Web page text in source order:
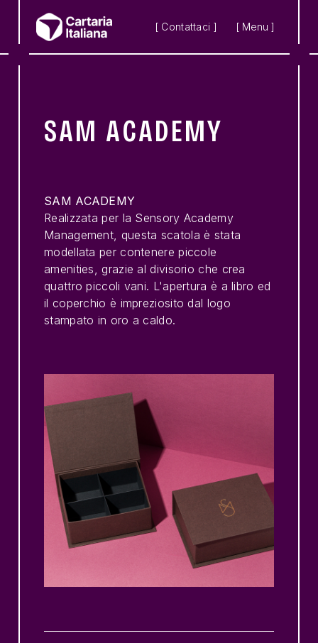
[ Contattaci ] [ Menu ]
SAM ACADEMY
SAM ACADEMY
Realizzata per la Sensory Academy
Management, questa scatola è stata
modellata per contenere piccole
amenities, grazie al divisorio che crea
quattro piccoli vani. L'apertura è a libro ed
il coperchio è impreziosito dal logo
stampato in oro a caldo.